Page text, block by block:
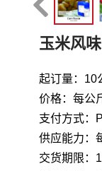
玉米风味
起订量：10
价格：每公
支付方式：
供应能力：
交货期限：